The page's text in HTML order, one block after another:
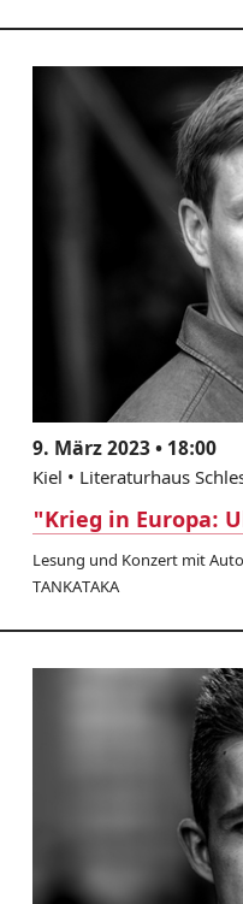
9. März 2023 • 18:00
Kiel • Literaturhaus
"Krieg in Europa:
Lesung und Konzert mit
TANKATAKA